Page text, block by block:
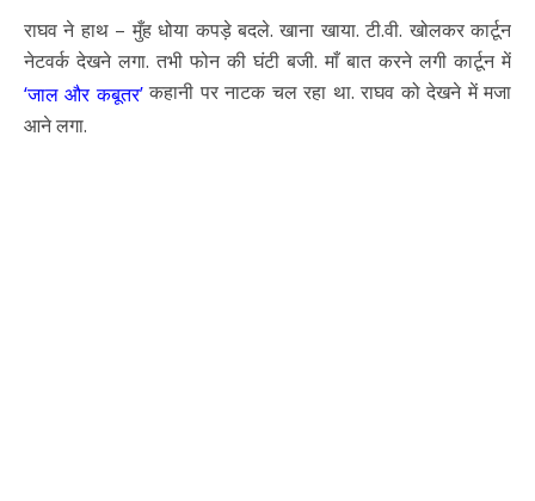
राघव ने हाथ – मुँह धोया कपड़े बदले. खाना खाया. टी.वी. खोलकर कार्टून
नेटवर्क देखने लगा. तभी फोन की घंटी बजी. माँ बात करने लगी कार्टून में
‘जाल और कबूतर’कहानी पर नाटक चल रहा था. राघव को देखने में मजा
आने लगा.